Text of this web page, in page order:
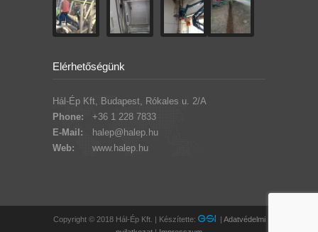
Elérhetőségünk
Hál-Ép Kft, Budapest, Rókales u. 2/A
Phone:
+36 1 228 7833
E-Mail:
halep@halep.hu
Web:
www.halep.hu
Copyright © 2018 Hál-Ép Kft. | Készítette: | Adatvédelmi